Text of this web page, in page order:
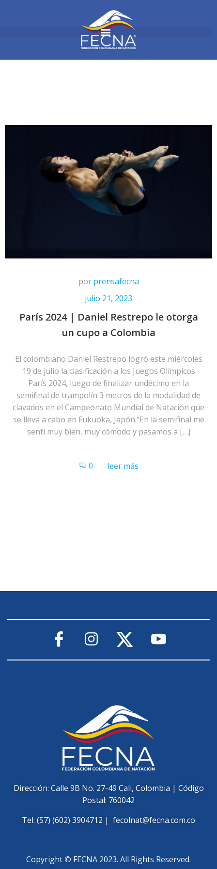
por prensafecna
julio 21, 2023
París 2024 | Daniel Restrepo le otorga
un cupo a Colombia
El colombiano Daniel Restrepo logró este miércoles
19 de julio la clasificación a los Juegos Olímpicos
París 2024, luego de finalizar undécimo en la
semifinal de trampolín 3 metros de la modalidad de
clavados en el Campeonato Mundial de Natación que
se lleva a cabo en Fukuoka, Japón.“En la semifinal me
sentí muy bien, muy cómodo y pasamos a […]
0 leer más
Dirección: Calle 9B No. 27-49 Cali, Colombia | Código
Postal: 760042
Tel: (57) (602) 3904712 | fecolnat@fecna.com.co
Copyright © FECNA 2023. All Rights Reserved.